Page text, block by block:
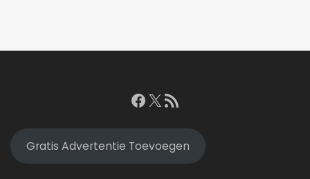
Facebook
X RSS feed
Gratis Advertentie Toevoegen